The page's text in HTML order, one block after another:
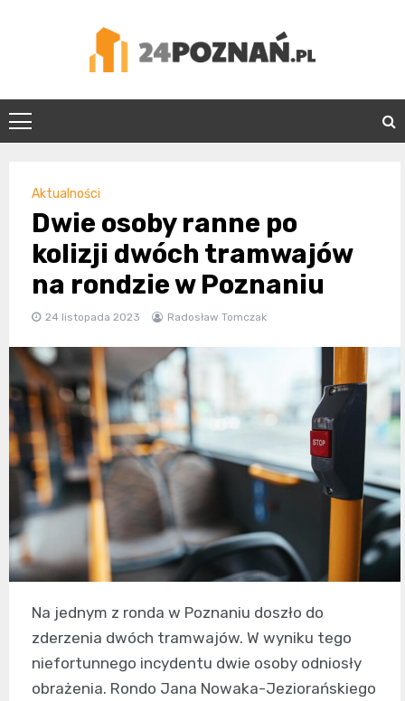
24Poznań.pl
Aktualności
Dwie osoby ranne po
kolizji dwóch tramwajów
na rondzie w Poznaniu
24 listopada 2023 Radosław Tomczak
Na jednym z ronda w Poznaniu doszło do
zderzenia dwóch tramwajów. W wyniku tego
niefortunnego incydentu dwie osoby odniosły
obrażenia. Rondo Jana Nowaka-Jeziorańskiego